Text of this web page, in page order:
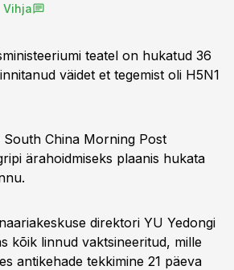
Vihja
teatel on hukatud 36
väidet et tegemist oli H5N1
South China Morning Post
ärahoidmiseks plaanis hukata
direktori YU Yedongi
kõik linnud vaktsineeritud, mille
antikehade tekkimine 21 päeva